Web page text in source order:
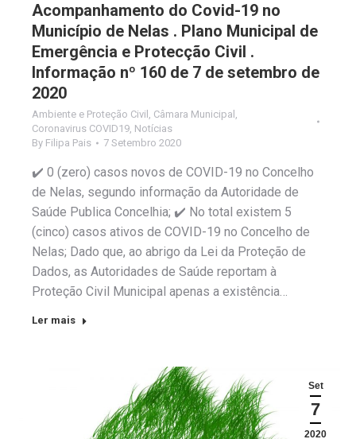
Acompanhamento do Covid-19 no
Município de Nelas . Plano Municipal de
Emergência e Protecção Civil .
Informação nº 160 de 7 de setembro de
2020
Ambiente e Proteção Civil , Câmara Municipal ,
Coronavirus COVID19, Notícias
By Filipa Pais 7 Setembro 2020
✔️ 0 (zero) casos novos de COVID-19 no Concelho
de Nelas, segundo informação da Autoridade de
Saúde Publica Concelhia; ✔️ No total existem 5
(cinco) casos ativos de COVID-19 no Concelho de
Nelas; Dado que, ao abrigo da Lei da Proteção de
Dados, as Autoridades de Saúde reportam à
Proteção Civil Municipal apenas a existência…
Ler mais
Set
7
2020